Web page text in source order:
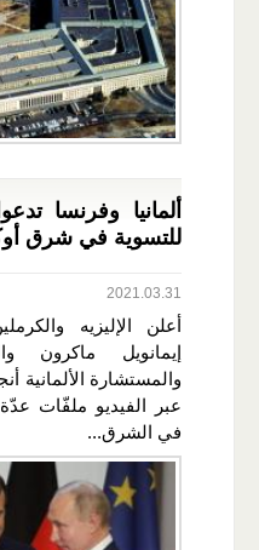
ألمانيا وفرنسا
للتسوية في شرق
2021.03.31
أعلن الإليزيه
إيمانويل ماكرون
والمستشارة الألمانية
عبر الفيديو ملفّات
في الشرق...